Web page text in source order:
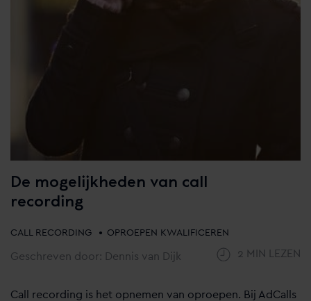
De mogelijkheden van call
recording
CALL RECORDING • OPROEPEN KWALIFICEREN
Geschreven door: Dennis van Dijk 2 MIN LEZEN
Call recording is het opnemen van oproepen. Bij AdCalls